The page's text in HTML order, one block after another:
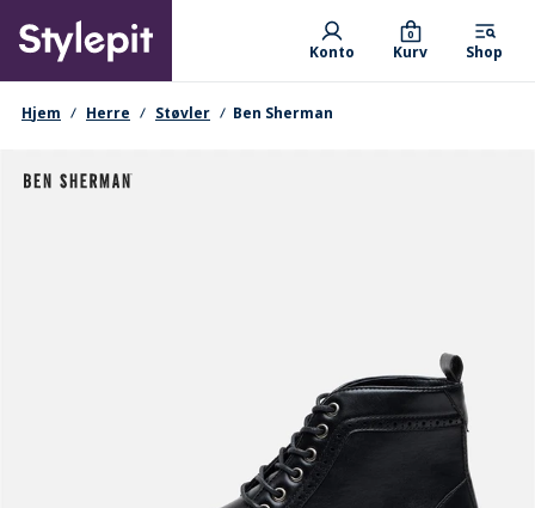
main
content
Primary departments
Konto Kurv
0
Shop
navigationssti
Hjem Herre Støvler Ben Sherman